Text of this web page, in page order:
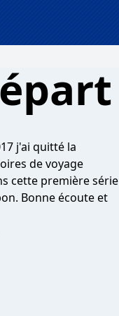
j'ai quitté la
de voyage
cette première série
Bonne écoute et